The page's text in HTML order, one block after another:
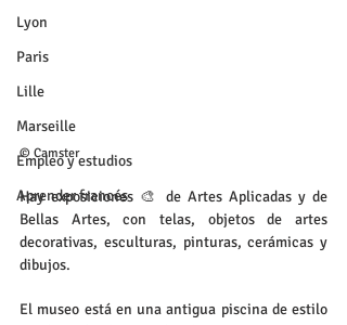
Lyon
Paris
Lille
Marseille
Empleo y estudios
Aprender francés
© Camster
Hay exposiciones 🎨 de Artes Aplicadas y de
Bellas Artes, con telas, objetos de artes
decorativas, esculturas, pinturas, cerámicas y
dibujos.
El museo está en una antigua piscina de estilo